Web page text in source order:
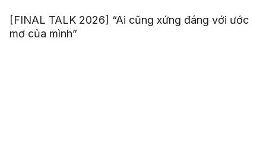
[FINAL TALK 2026] “Ai cũng xứng đáng với ước
mơ của mình”